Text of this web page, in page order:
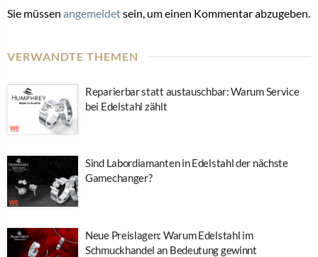
Sie müssen angemeldetsein, um einen Kommentar abzugeben.
VERWANDTE THEMEN
Reparierbar statt austauschbar: Warum Service
bei Edelstahl zählt
Sind Labordiamanten in Edelstahl der nächste
Gamechanger?
Neue Preislagen: Warum Edelstahl im
Schmuckhandel an Bedeutung gewinnt